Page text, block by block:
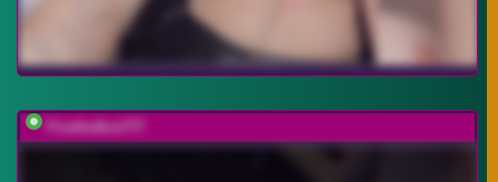
FireAndIce777